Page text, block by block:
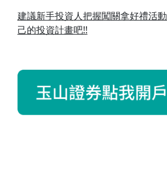
建議新手投資人把握闖關拿好禮活
己的投資計畫吧!!